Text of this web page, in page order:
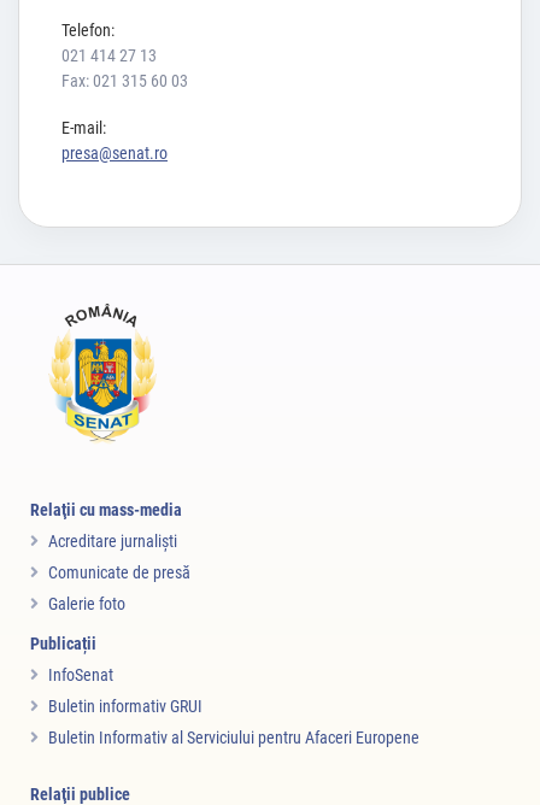
Telefon:
021 414 27 13
Fax: 021 315 60 03
E-mail:
presa@senat.ro
Relaţii cu mass-media
Acreditare jurnalişti
Comunicate de presă
Galerie foto
Publicații
InfoSenat
Buletin informativ GRUI
Buletin Informativ al Serviciului pentru Afaceri Europene
Relaţii publice